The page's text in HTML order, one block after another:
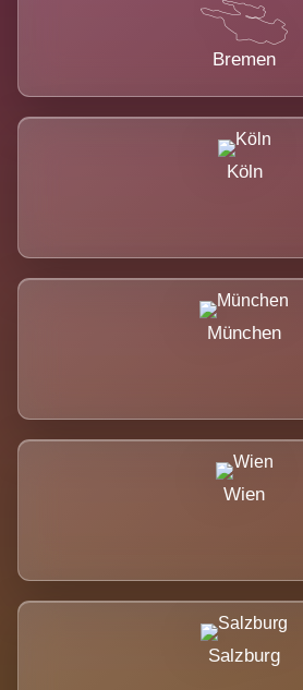
Bremen
Köln
München
Wien
Salzburg